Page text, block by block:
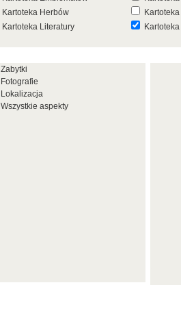
Kartoteka Herbów
Kartoteka Literatury
Kartoteka Warsztatów
Kartoteka Zabytków
Zabytki
Fotografie
Lokalizacja
Wszystkie aspekty